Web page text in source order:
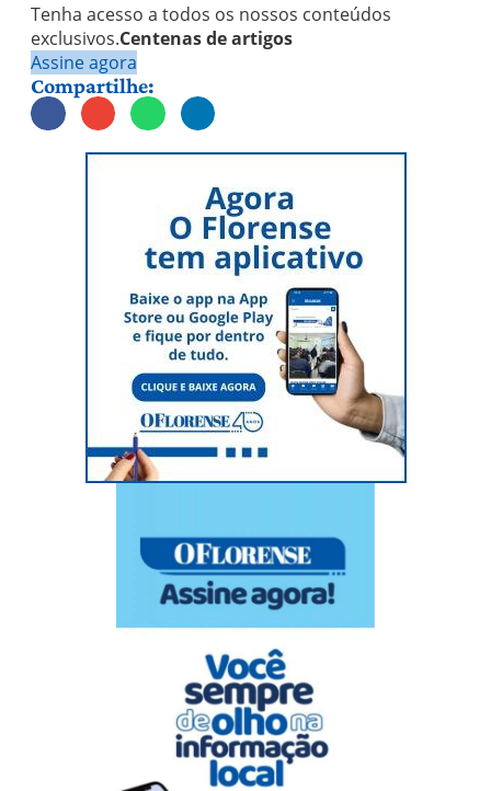
Tenha acesso a todos os nossos conteúdos
exclusivos.Centenas de artigos
Assine agora
Compartilhe: